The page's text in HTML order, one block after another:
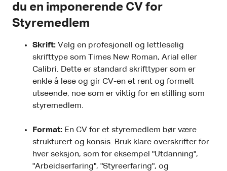
du en imponerende CV for
Styremedlem
Skrift: Velg en profesjonell og lettleselig
skrifttype som Times New Roman, Arial eller
Calibri. Dette er standard skrifttyper som er
enkle å lese og gir CV-en et rent og formelt
utseende, noe som er viktig for en stilling som
styremedlem.
Format: En CV for et styremedlem bør være
strukturert og konsis. Bruk klare overskrifter for
hver seksjon, som for eksempel "Utdanning",
"Arbeidserfaring", "Styreerfaring", og